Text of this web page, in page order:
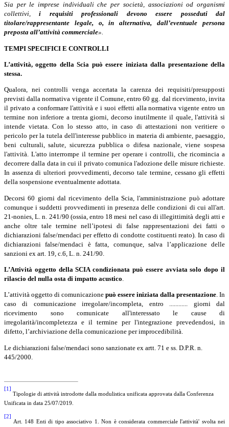
Sia per le imprese individuali che per società, associazioni od organismi
collettivi,i requisiti professionali devono essere posseduti dal
titolare/rappresentante legale, o, in alternativa, dall’eventuale persona
preposta all’attività commerciale».
TEMPI SPECIFICI E CONTROLLI
L’attività, oggetto della Scia può essere iniziata dalla presentazione della
stessa.
Qualora, nei controlli venga accertata la carenza dei requisiti/presupposti
previsti dalla normativa vigente il Comune, entro 60 gg. dal ricevimento, invita
il privato a conformare l'attività e i suoi effetti alla normativa vigente entro un
termine non inferiore a trenta giorni, decorso inutilmente il quale, l'attività si
intende vietata.Con lo stesso atto, in caso di attestazioni non veritiere o
pericolo per la tutela dell'interesse pubblico in materia di ambiente, paesaggio,
beni culturali, salute, sicurezza pubblica o difesa nazionale, viene sospesa
l'attività. L'atto interrompe il termine per operare i controlli, che ricomincia a
decorrere dalla data in cui il privato comunica l'adozione delle misure richieste.
In assenza di ulteriori provvedimenti, decorso tale termine, cessano gli effetti
della sospensione eventualmente adottata.
Decorsi 60 giorni dal ricevimento della Scia, l'amministrazione può adottare
comunque i suddetti provvedimenti in presenza delle condizioni di cui all'art.
21-nonies, L. n. 241/90 (ossia, entro 18 mesi nel caso di illegittimità degli atti e
anche oltre tale termine nell’ipotesi di false rappresentazioni dei fatti o
dichiarazioni false/mendaci per effetto di condotte costituenti reato). In caso di
dichiarazioni false/mendaci è fatta, comunque, salva l’applicazione delle
sanzioni ex art. 19, c.6, L. n. 241/90.
L’Attività oggetto della SCIA condizionata può essere avviata solo dopo il
rilascio del nulla osta di impatto acustico
L’attività oggetto di comunicazione può essere iniziata dalla presentazione. In
caso di comunicazione irregolare/incompleta, entro ............ giorni dal
ricevimento sono comunicate all'interessato le cause di
irregolarità/incompletezza e il termine per l'integrazione prevedendosi, in
difetto, l’archiviazione della comunicazione per improcedibilità.
Le dichiarazioni false/mendaci sono sanzionate ex artt. 71 e ss. D.P.R. n.
445/2000.
[1]
Tipologie di attività introdotte dalla modulistica unificata approvata dalla Conferenza
Unificata in data 25/07/2019.
[2]
Art. 148 Enti di tipo associativo 1. Non è considerata commerciale l'attività' svolta nei